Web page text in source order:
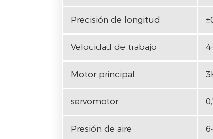
Precisión de longitud
Velocidad de trabajo
Motor principal
servomotor
Presión de aire